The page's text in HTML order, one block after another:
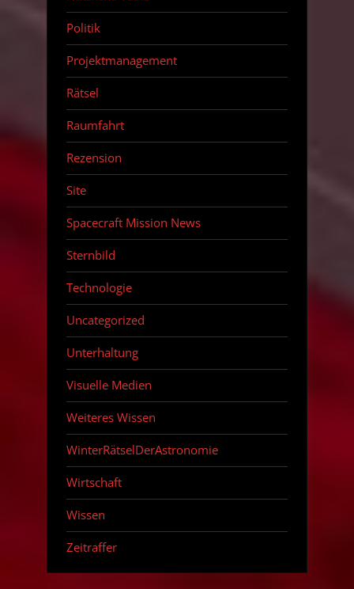
Politik
Projektmanagement
Rätsel
Raumfahrt
Rezension
Site
Spacecraft Mission News
Sternbild
Technologie
Uncategorized
Unterhaltung
Visuelle Medien
Weiteres Wissen
WinterRätselDerAstronomie
Wirtschaft
Wissen
Zeitraffer